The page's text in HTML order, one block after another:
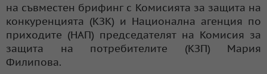
на съвместен брифинг с Комисията за защита на
конкуренцията (КЗК) и Национална агенция по
приходите (НАП) председателят на Комисия за
защита на потребителите (КЗП) Мария
Филипова.